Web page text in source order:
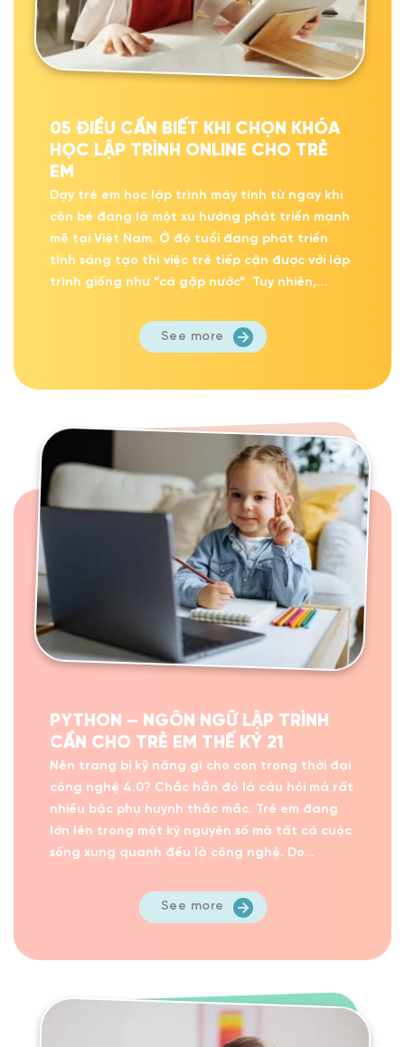
05 ĐIỀU CẦN BIẾT KHI CHỌN KHÓA
HỌC LẬP TRÌNH ONLINE CHO TRẺ
EM
Dạy trẻ em học lập trình máy tính từ ngay khi
còn bé đang là một xu hướng phát triển mạnh
mẽ tại Việt Nam. Ở độ tuổi đang phát triển
tính sáng tạo thì việc trẻ tiếp cận được với lập
trình giống như “cá gặp nước”. Tuy nhiên,...
See more
PYTHON – NGÔN NGỮ LẬP TRÌNH
CẦN CHO TRẺ EM THẾ KỶ 21
Nên trang bị kỹ năng gì cho con trong thời đại
công nghệ 4.0? Chắc hẳn đó là câu hỏi mà rất
nhiều bậc phụ huynh thắc mắc. Trẻ em đang
lớn lên trong một kỷ nguyên số mà tất cả cuộc
sống xung quanh đều là công nghệ. Do...
See more